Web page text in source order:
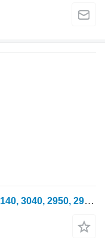
轮式拖拉机 的 气缸体 John Deere 3140, 3040, 2950, 2940 Engine Block R72975, Ar102254, Re55340, R